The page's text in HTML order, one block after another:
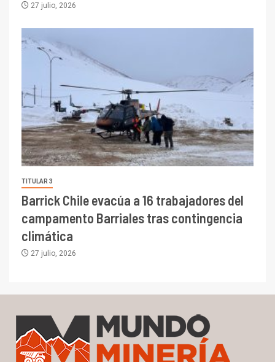
27 julio, 2026
TITULAR 3
Barrick Chile evacúa a 16 trabajadores del
campamento Barriales tras contingencia
climática
27 julio, 2026